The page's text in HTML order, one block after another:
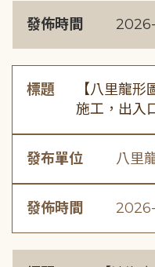
發佈時間
標題
【八里龍
施工，出入
發布單位 八里
發佈時間